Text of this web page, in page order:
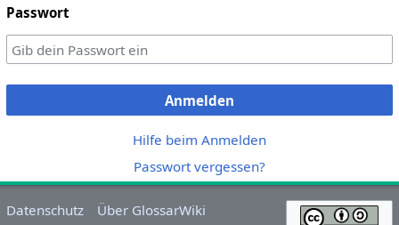
Passwort
Anmelden
Hilfe beim Anmelden
Passwort vergessen?
Datenschutz
Über GlossarWiki